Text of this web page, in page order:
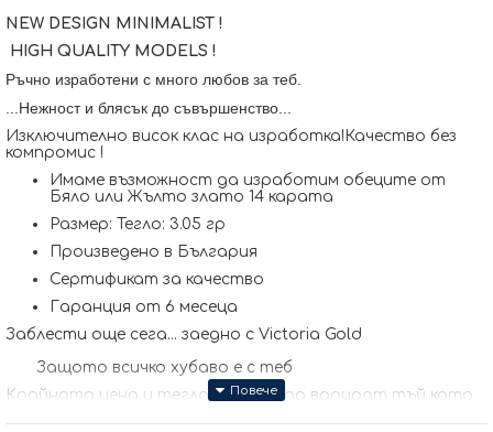
NEW DESIGN MINIMALIST !
HIGH QUALITY MODELS !
Ръчно изработени с много любов за теб.
...Нежност и блясък до съвършенство...
Изключително висок клас на изработка!Качество без
компромис !
Имаме възможност да изработим обеците от
Бяло или Жълто злато 14 карата
Размер: Тегло: 3.05 гр
Произведено в България
Сертификат за качество
Гаранция от 6 месеца
Заблести още сега... заедно с Victoria Gold
Защото всичко хубаво е с теб
Kрайната цена и теглото може да варират тъй като
размера на изделието. При онлайн поръчка, ще се